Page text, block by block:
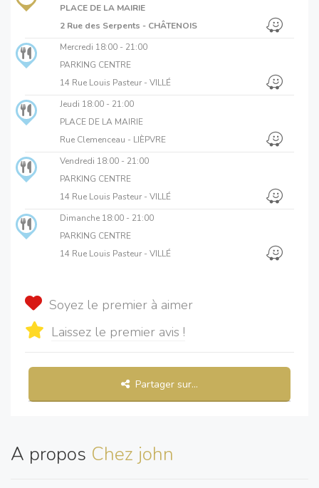
PLACE DE LA MAIRIE
2 Rue des Serpents - CHÂTENOIS
Mercredi 18:00 - 21:00
PARKING CENTRE
14 Rue Louis Pasteur - VILLÉ
Jeudi 18:00 - 21:00
PLACE DE LA MAIRIE
Rue Clemenceau - LIÈPVRE
Vendredi 18:00 - 21:00
PARKING CENTRE
14 Rue Louis Pasteur - VILLÉ
Dimanche 18:00 - 21:00
PARKING CENTRE
14 Rue Louis Pasteur - VILLÉ
Soyez le premier à aimer
Laissez le premier avis !
Partager sur...
A propos Chez john